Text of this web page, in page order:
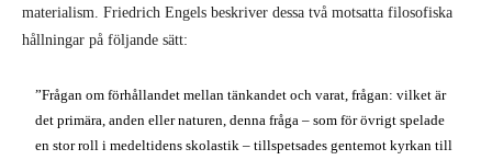
materialism. Friedrich Engels beskriver dessa två motsatta filosofiska
hållningar på följande sätt:
”Frågan om förhållandet mellan tänkandet och varat, frågan: vilket är
det primära, anden eller naturen, denna fråga – som för övrigt spelade
en stor roll i medeltidens skolastik – tillspetsades gentemot kyrkan till